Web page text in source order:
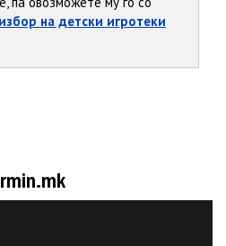
на детски игротеки